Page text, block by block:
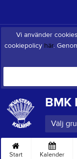
Vi använder
cookiepolicy här.
BMK
Välj
Start Kalender